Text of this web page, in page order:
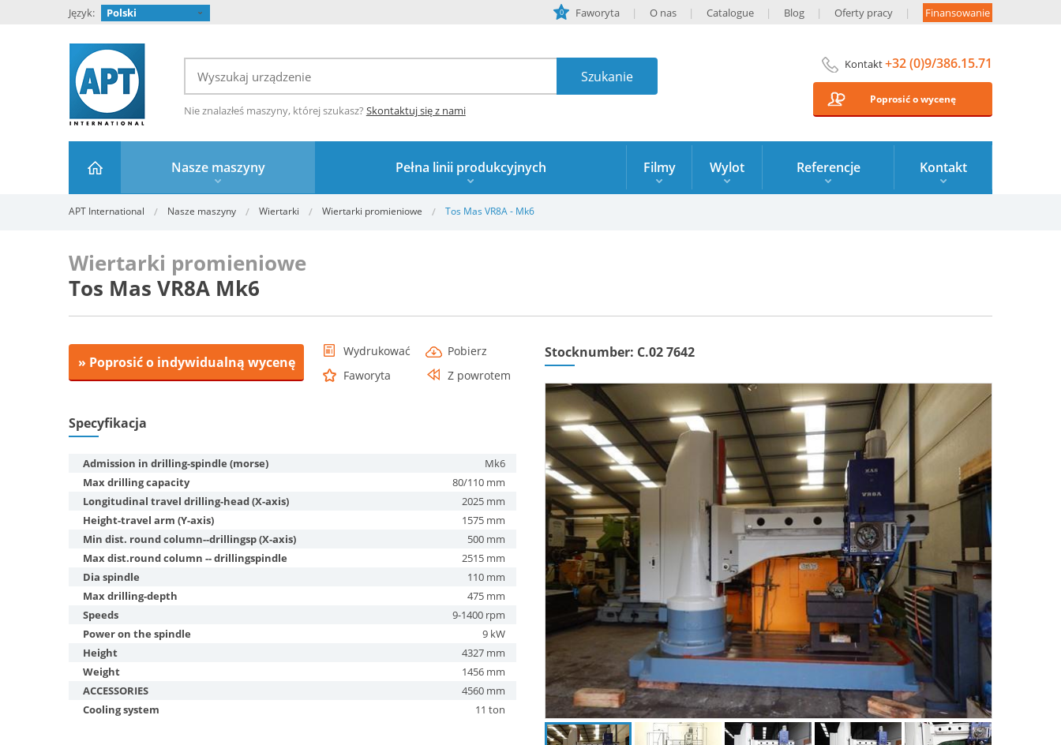
Język: Polski 0 Faworyta O nas Catalogue Blog Oferty pracy Finansowanie
Nie znalazłeś maszyny, której szukasz? Skontaktuj się z nami
Kontakt+32 (0)9/386.15.71
Poprosić o wycenę
Nasze maszyny Pełna linii produkcyjnych Filmy Wylot Referencje Kontakt
APT International Nasze maszyny Wiertarki Wiertarki promieniowe Tos Mas VR8A - Mk6
Wiertarki promieniowe
Tos Mas VR8A Mk6
» Poprosić o indywidualną wycenę
Wydrukować
Pobierz
Faworyta
Z powrotem
Specyfikacja
Admission in drilling-spindle (morse)
Mk6
Max drilling capacity
80/110 mm
Longitudinal travel drilling-head (X-axis)
2025 mm
Height-travel arm (Y-axis)
1575 mm
Min dist. round column--drillingsp (X-axis)
500 mm
Max dist.round column -- drillingspindle
2515 mm
Dia spindle
110 mm
Max drilling-depth
475 mm
Speeds
9-1400 rpm
Power on the spindle
9 kW
Height
4327 mm
Weight
1456 mm
ACCESSORIES
4560 mm
Cooling system
11 ton
Stocknumber: C.02 7642